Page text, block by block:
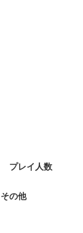
プレイ人数
その他